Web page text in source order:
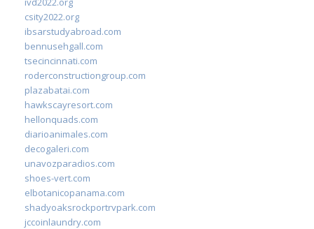
csity2022.org
ibsarstudyabroad.com
bennusehgall.com
tsecincinnati.com
roderconstructiongroup.com
plazabatai.com
hawkscayresort.com
hellonquads.com
diarioanimales.com
decogaleri.com
unavozparadios.com
shoes-vert.com
elbotanicopanama.com
shadyoaksrockportrvpark.com
jccoinlaundry.com